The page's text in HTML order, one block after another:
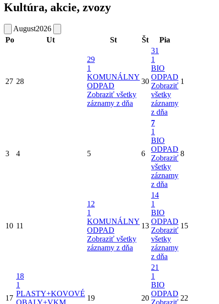
Kultúra, akcie, zvozy
August2026
Po
Ut St Št Pia
27 28
29
1
KOMUNÁLNY
ODPAD
Zobraziť všetky
záznamy z dňa
30
31
1
BIO
ODPAD
Zobraziť
všetky
záznamy
z dňa
1
3 4 5 6
7
1
BIO
ODPAD
Zobraziť
všetky
záznamy
z dňa
8
10 11
12
1
KOMUNÁLNY
ODPAD
Zobraziť všetky
záznamy z dňa
13
14
1
BIO
ODPAD
Zobraziť
všetky
záznamy
z dňa
15
17
18
1
PLASTY+KOVOVÉ
OBALY+VKM
19 20
21
1
BIO
ODPAD
Zobraziť
22